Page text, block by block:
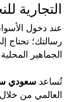
التجارية
عند دخول
رسالتك؛ تحتاج
الجماهير
تُساعد سعودي
العالمي من